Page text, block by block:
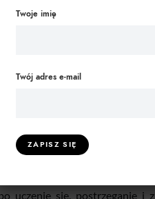
mogą być
chatboty obsługujące
aby
poza ramy swoich
równa się lub przewyższa
uczenie się, postrzeganie i
Twoje imię
Twój adres e-mail